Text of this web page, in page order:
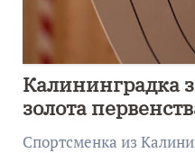
Калининградка
золота
метанию ножа
Спортсменка из